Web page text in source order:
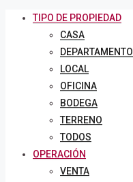
TIPO DE PROPIEDAD
CASA
DEPARTAMENTO
LOCAL
OFICINA
BODEGA
TERRENO
TODOS
OPERACIÓN
VENTA